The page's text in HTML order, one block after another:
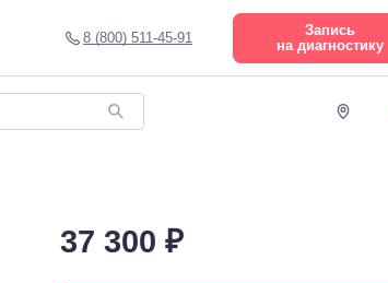
8 (800) 511-45-91
Запись
на диагностику
37 300 ₽